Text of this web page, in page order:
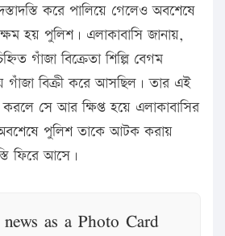
করে পালিয়ে গেলেও অবশেষে
হয় পুলিশ। এলাকাবাসি জানায়,
গাঁজা বিক্রেতা শিল্পি বেগম
গাঁজা বিক্রী করে আসছিল। তার এই
করলে সে আর ক্ষিপ্ত হয়ে এলাকাবাসির
পুলিশ তাকে আটক করায়
ফিরে আসে।
as a Photo Card